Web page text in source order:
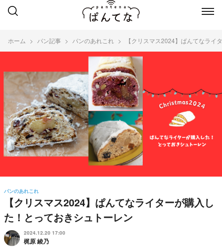
ホーム パン記事 パンのあれこれ 【クリスマス2024】ぱんてなライ
パンのあれこれ
【クリスマス2024】ぱんてなライターが購入し
た！とっておきシュトーレン
2024.12.20 17:00
梶原 綾乃